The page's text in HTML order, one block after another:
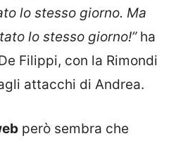
lo stesso giorno. Ma
lo stesso giorno!”ha
Filippi, con la Rimondi
attacchi di Andrea.
però sembra che